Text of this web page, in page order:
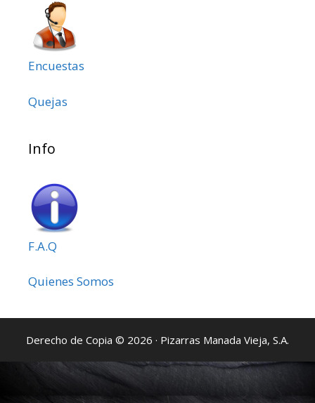
Encuestas
Quejas
Info
F.A.Q
Quienes Somos
Derecho de Copia © 2026 · Pizarras Manada Vieja, S.A.